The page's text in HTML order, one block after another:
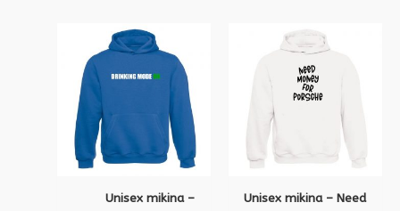
Unisex mikina –
Unisex mikina – Need